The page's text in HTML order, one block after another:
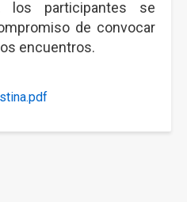
los participantes se
de convocar
encuentros.